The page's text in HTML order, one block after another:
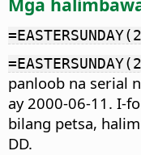
panloob na serial
ay 2000-06-11. I-
bilang petsa,
DD.